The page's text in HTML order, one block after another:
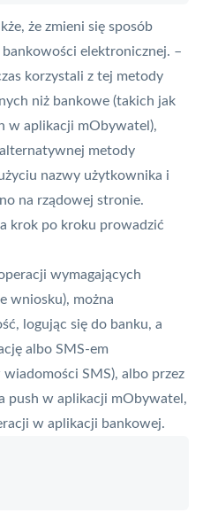
że zmieni się sposób
elektronicznej. –
korzystali z tej metody
niż bankowe (takich jak
w aplikacji mObywatel ),
metody
nazwy użytkownika i
na rządowej stronie.
krok po kroku prowadzić
wymagających
wniosku), można
logując się do banku, a
albo SMS-em
SMS), albo przez
push w aplikacji mObywatel,
w aplikacji bankowej.